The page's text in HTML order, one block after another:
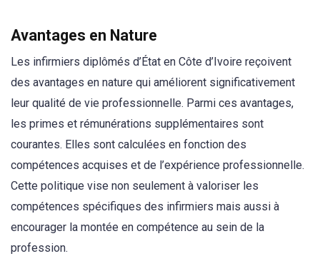
Avantages en Nature
Les infirmiers diplômés d’État en Côte d’Ivoire reçoivent
des avantages en nature qui améliorent significativement
leur qualité de vie professionnelle. Parmi ces avantages,
les primes et rémunérations supplémentaires sont
courantes. Elles sont calculées en fonction des
compétences acquises et de l’expérience professionnelle.
Cette politique vise non seulement à valoriser les
compétences spécifiques des infirmiers mais aussi à
encourager la montée en compétence au sein de la
profession.